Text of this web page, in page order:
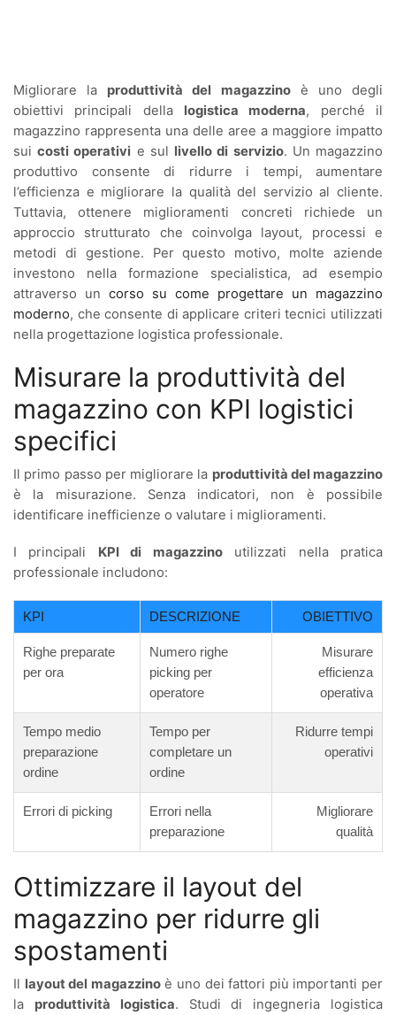
Migliorare la produttività del magazzinoè uno degli
obiettivi principali della logistica moderna, perché il
magazzino rappresenta una delle aree a maggiore impatto
suicosti operativi e sul livello di servizio. Un magazzino
produttivo consente di ridurre i tempi, aumentare
l’efficienza e migliorare la qualità del servizio al cliente.
Tuttavia, ottenere miglioramenti concreti richiede un
approccio strutturato che coinvolga layout, processi e
metodi di gestione. Per questo motivo, molte aziende
investono nella formazione specialistica, ad esempio
attraverso un corso su come progettare un magazzino
moderno, che consente di applicare criteri tecnici utilizzati
nella progettazione logistica professionale.
Misurare la produttività del
magazzino con KPI logistici
specifici
Il primo passo per migliorare la produttività del magazzino
è la misurazione. Senza indicatori, non è possibile
identificare inefficienze o valutare i miglioramenti.
I principali KPI di magazzinoutilizzati nella pratica
professionale includono:
KPI DESCRIZIONE OBIETTIVO
Righe preparate
per ora
Numero righe
picking per
operatore
Misurare
efficienza
operativa
Tempo medio
preparazione
ordine
Tempo per
completare un
ordine
Ridurre tempi
operativi
Errori di picking
Errori nella
preparazione
Migliorare
qualità
Ottimizzare il layout del
magazzino per ridurre gli
spostamenti
Il layout del magazzinoè uno dei fattori più importanti per
la produttività logistica. Studi di ingegneria logistica